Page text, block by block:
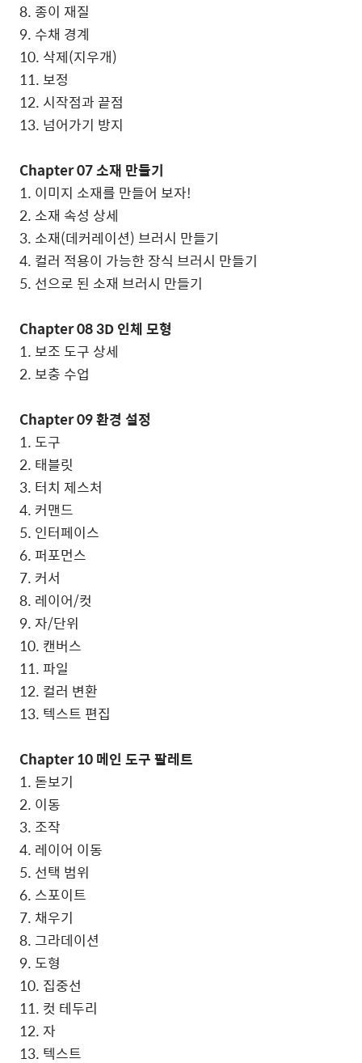
8. 종이 재질
9. 수채 경계
10. 삭제(지우개)
11. 보정
12. 시작점과 끝점
13. 넘어가기 방지
Chapter 07 소재 만들기
1. 이미지 소재를 만들어 보자!
2. 소재 속성 상세
3. 소재(데커레이션) 브러시 만들기
4. 컬러 적용이 가능한 장식 브러시 만들기
5. 선으로 된 소재 브러시 만들기
Chapter 08 3D 인체 모형
1. 보조 도구 상세
2. 보충 수업
Chapter 09 환경 설정
1. 도구
2. 태블릿
3. 터치 제스처
4. 커맨드
5. 인터페이스
6. 퍼포먼스
7. 커서
8. 레이어/컷
9. 자/단위
10. 캔버스
11. 파일
12. 컬러 변환
13. 텍스트 편집
Chapter 10 메인 도구 팔레트
1. 돋보기
2. 이동
3. 조작
4. 레이어 이동
5. 선택 범위
6. 스포이트
7. 채우기
8. 그라데이션
9. 도형
10. 집중선
11. 컷 테두리
12. 자
13. 텍스트